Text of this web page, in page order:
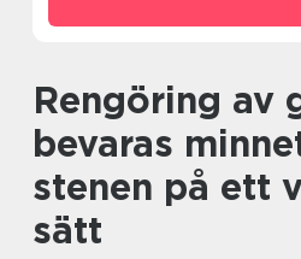
Rengöring av gravsten så
bevaras
stenen på ett
sätt